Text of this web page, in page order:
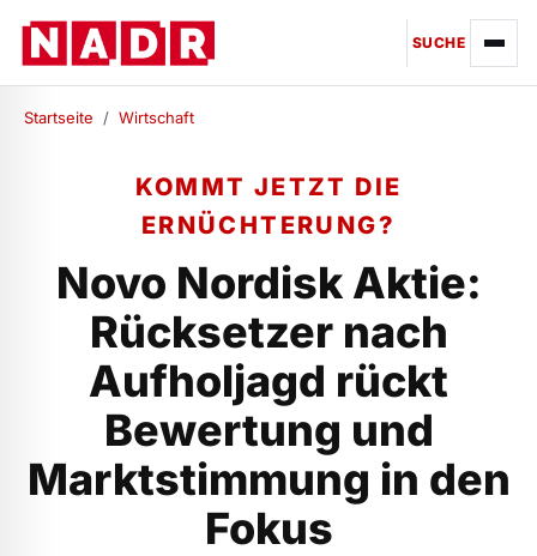
SUCHE
Startseite / Wirtschaft
KOMMT JETZT DIE
ERNÜCHTERUNG?
Novo Nordisk Aktie:
Rücksetzer nach
Aufholjagd rückt
Bewertung und
Marktstimmung in den
Fokus